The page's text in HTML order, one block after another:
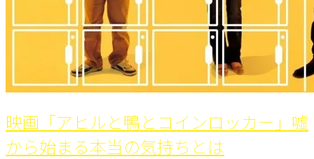
映画「アヒルと鴨とコインロッカー」嘘
から始まる本当の気持ちとは